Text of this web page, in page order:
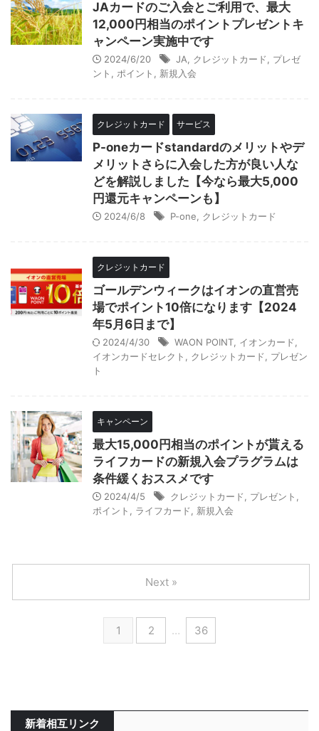
JAカードのご入会とご利用で、最大
12,000円相当のポイントプレゼントキ
ャンペーン実施中です
2024/6/20 JA クレジットカード
プレゼ
ント
ポイント 新規入会
クレジットカード サービス
P-oneカードstandardのメリットやデ
メリットさらに入会した方が良い人な
どを解説しました【今なら最大5,000
円還元キャンペーンも】
2024/6/8 P-one クレジットカード
クレジットカード
ゴールデンウィークはイオンの直営売
場でポイント10倍になります【2024
年5月6日まで】
2024/4/30 WAON POINT イオンカード
イオンカードセレクト
クレジットカード
プレゼン
ト
キャンペーン
最大15,000円相当のポイントが貰える
ライフカードの新規入会プラグラムは
条件緩くおススメです
2024/4/5 クレジットカード プレゼント
ポイント
ライフカード 新規入会
1 2 … 36
Next »
新着相互リンク